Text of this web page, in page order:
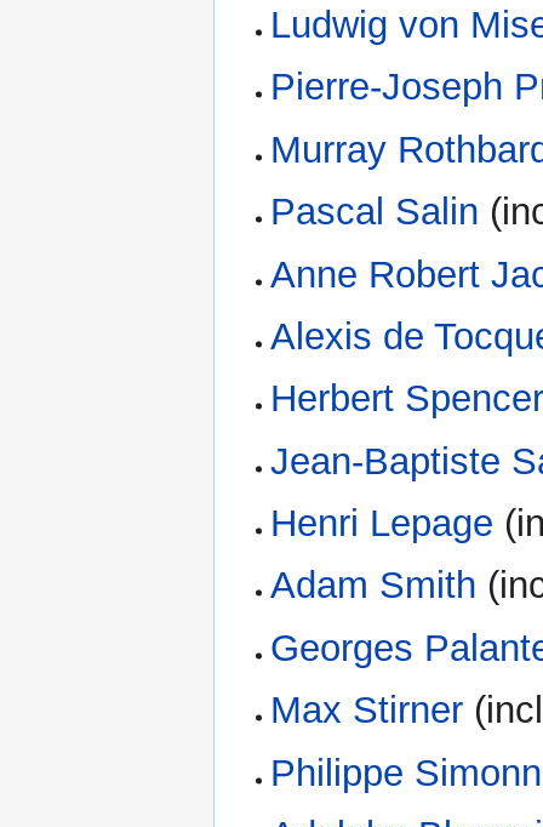
Ludwig von
Pierre-Joseph
Murray
Pascal Salin
Anne Robert
Alexis de
Herbert
Jean-Baptiste
Henri Lepage
Adam Smith
Georges
Max Stirner
Philippe